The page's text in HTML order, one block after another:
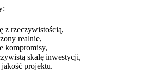
z rzeczywistością,
realnie,
kompromisy,
skalę inwestycji,
projektu.